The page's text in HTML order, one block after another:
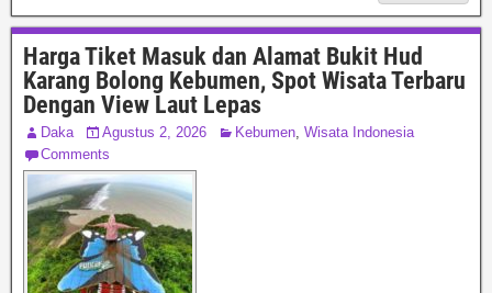
Harga Tiket Masuk dan Alamat Bukit Hud
Karang Bolong Kebumen, Spot Wisata Terbaru
Dengan View Laut Lepas
Daka Agustus 2, 2026 Kebumen, Wisata Indonesia
Comments